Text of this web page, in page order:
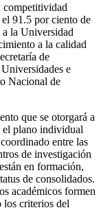
competitividad
91.5 por ciento de
a la Universidad
a la calidad
de
e
Nacional de
que se otorgará a
el plano individual
entre las
de investigación
en formación,
de consolidados.
académicos formen
los criterios del